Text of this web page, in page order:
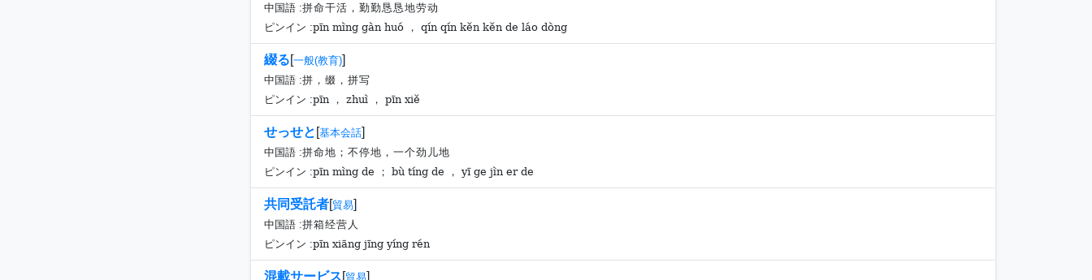
中国語 :拼命干活，勤勤恳恳地劳动
ピンイン :pīn mìng gàn huó ， qín qín kěn kěn de láo dòng
綴る[一般(教育)]
中国語 :拼，缀，拼写
ピンイン :pīn ， zhuì ， pīn xiě
せっせと [基本会話]
中国語 :拼命地；不停地，一个劲儿地
ピンイン :pīn mìng de ； bù tíng de ， yī ge jìn er de
共同受託者[貿易]
中国語 :拼箱经营人
ピンイン :pīn xiāng jīng yíng rén
混載サービス[貿易]